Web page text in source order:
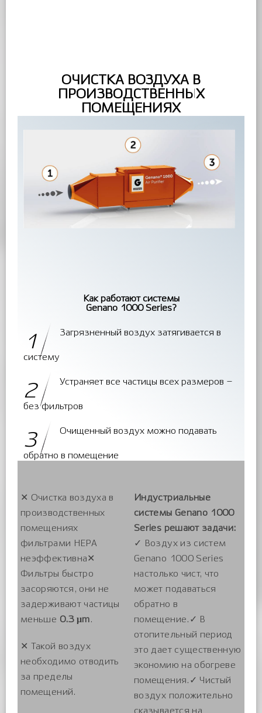
ОЧИСТКА ВОЗДУХА В
ПРОИЗВОДСТВЕННЫХ
ПОМЕЩЕНИЯХ
Как работают системы
Genano 1000 Series?
1
Загрязненный воздух затягивается в
систему
2
Устраняет все частицы всех размеров –
без фильтров
3
Очищенный воздух можно подавать
обратно в помещение
✕ Очистка воздуха в
производственных
помещениях
фильтрами HEPA
неэффективна✕
Фильтры быстро
засоряются, они не
задерживают частицы
меньше 0.3 μm .
✕ Такой воздух
необходимо отводить
за пределы
помещений.
Индустриальные
системы Genano 1000
Series решают задачи:
✓ Воздух из систем
Genano 1000 Series
настолько чист, что
может подаваться
обратно в
помещение.✓ В
отопительный период
это дает существенную
экономию на обогреве
помещения.✓ Чистый
воздух положительно
сказывается на